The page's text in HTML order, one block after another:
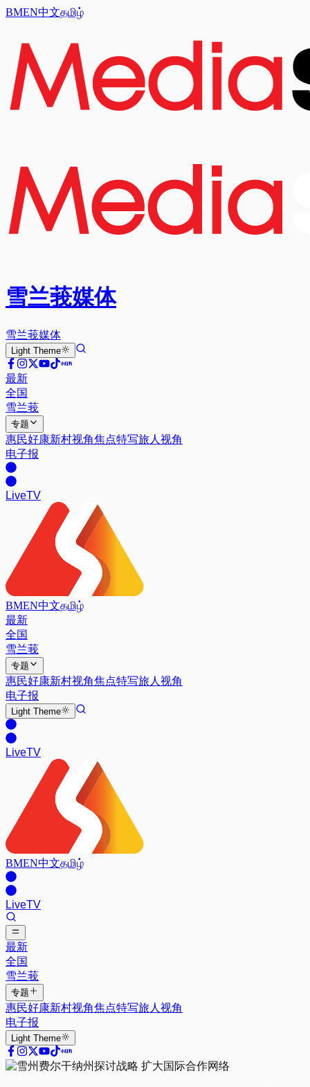
BMEN中文தமிழ்
雪兰莪媒体
雪兰莪媒体
Light Theme
最新
全国
雪兰莪
专题
惠民好康新村视角焦点特写旅人视角
电子报
LiveTV
BMEN中文தமிழ்
最新
全国
雪兰莪
专题
惠民好康新村视角焦点特写旅人视角
电子报
Light Theme
LiveTV
BMEN中文தமிழ்
LiveTV
最新
全国
雪兰莪
专题
惠民好康新村视角焦点特写旅人视角
电子报
Light Theme